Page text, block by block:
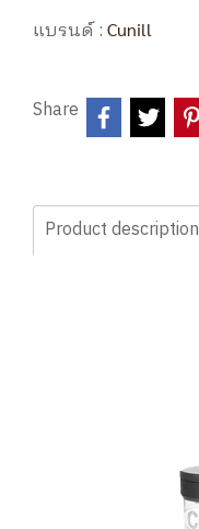
แบรนด์ : Cunill
Share
Product description